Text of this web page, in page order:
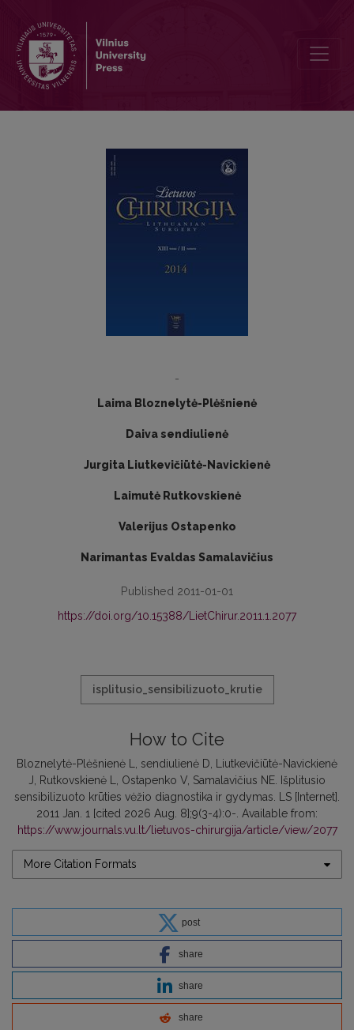
-
Laima Bloznelytė-Plėšnienė
Daiva sendiulienė
Jurgita Liutkevičiūtė-Navickienė
Laimutė Rutkovskienė
Valerijus Ostapenko
Narimantas Evaldas Samalavičius
Published 2011-01-01
https://doi.org/10.15388/LietChirur.2011.1.2077
isplitusio_sensibilizuoto_krutie
How to Cite
Bloznelytė-Plėšnienė L, sendiulienė D, Liutkevičiūtė-Navickienė
J, Rutkovskienė L, Ostapenko V, Samalavičius NE. Išplitusio
sensibilizuoto krūties vėžio diagnostika ir gydymas. LS [Internet].
2011 Jan. 1 [cited 2026 Aug. 8];9(3-4):0-. Available from:
https://www.journals.vu.lt/lietuvos-chirurgija/article/view/2077
More Citation Formats
post
share
share
share